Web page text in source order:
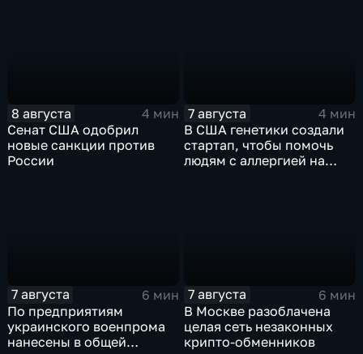
8 августа
4 мин
Сенат США одобрил
новые санкции против
России
7 августа
4 мин
В США генетики создали
стартап, чтобы помочь
людям с аллергией на
7 августа
6 мин
По предприятиям
украинского военпрома
нанесены в общей
7 августа
6 мин
В Москве разоблачена
целая сеть незаконных
крипто-обменников